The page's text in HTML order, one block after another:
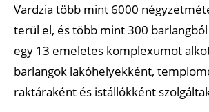
Vardzia több mint 6000
terül el, és több mint 300
egy 13 emeletes komplexumot
barlangok lakóhelyekként,
raktáraként és istállókként